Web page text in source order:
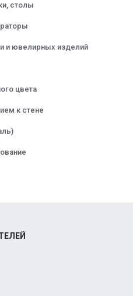
столы
и ювелирных изделий
цвета
к стене